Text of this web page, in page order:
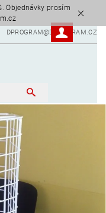
Objednávky prosím
DPROGRAM@DPROGRAM.CZ